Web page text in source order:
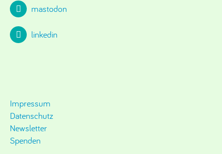
mastodon
linkedin
Impressum
Datenschutz
Newsletter
Spenden